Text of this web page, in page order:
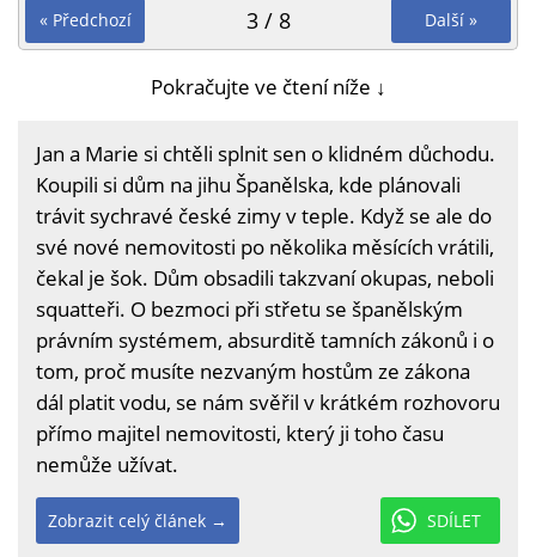
« Předchozí Další »
3 / 8
Pokračujte ve čtení níže ↓
Jan a Marie si chtěli splnit sen o klidném důchodu.
Koupili si dům na jihu Španělska, kde plánovali
trávit sychravé české zimy v teple. Když se ale do
své nové nemovitosti po několika měsících vrátili,
čekal je šok. Dům obsadili takzvaní okupas, neboli
squatteři. O bezmoci při střetu se španělským
právním systémem, absurditě tamních zákonů i o
tom, proč musíte nezvaným hostům ze zákona
dál platit vodu, se nám svěřil v krátkém rozhovoru
přímo majitel nemovitosti, který ji toho času
nemůže užívat.
SDÍLET
Zobrazit celý článek →